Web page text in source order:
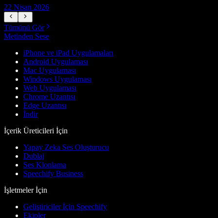
22 Nisan 2026
Tümünü Gör
Metinden Sese
iPhone ve iPad Uygulamaları
Android Uygulaması
Mac Uygulaması
Windows Uygulaması
Web Uygulaması
Chrome Uzantısı
Edge Uzantısı
İndir
İçerik Üreticileri İçin
Yapay Zeka Ses Oluşturucu
Dublaj
Ses Klonlama
Speechify Business
İşletmeler İçin
Geliştiriciler İçin Speechify
Ekipler